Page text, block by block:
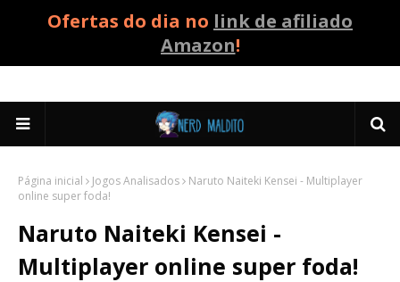
Ofertas do dia no link de afiliado
Amazon!
Página inicial Jogos Analisados
Naruto Naiteki Kensei - Multiplayer
online super foda!
Naruto Naiteki Kensei -
Multiplayer online super foda!